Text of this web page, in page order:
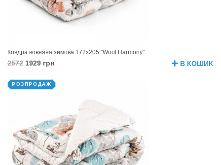
Ковдра вовняна зимова 172х205 "Wool Harmony"
2572 1929 грн В КОШИК
РОЗПРОДАЖ